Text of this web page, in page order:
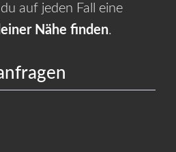
auf jeden Fall eine
Nähe finden.